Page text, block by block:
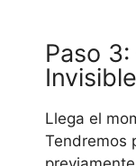
Paso
Llega el
Tendremos